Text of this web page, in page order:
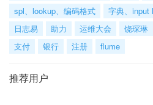
spl、lookup、编码格式
字典、input
日志易
助力 运维大会 饶琛琳
支付
银行 注册 flume
推荐用户